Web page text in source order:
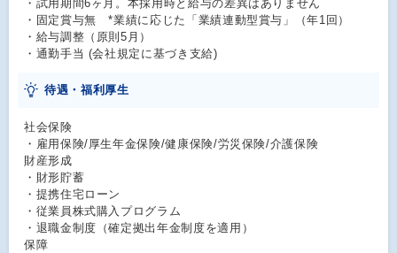
・試用期間6ヶ月。本採用時と給与の差異はありません
・固定賞与無 *業績に応じた「業績連動型賞与」（年1回）
・給与調整（原則5月）
・通勤手当 (会社規定に基づき支給)
待遇・福利厚生
社会保険
・雇用保険/厚生年金保険/健康保険/労災保険/介護保険
財産形成
・財形貯蓄
・提携住宅ローン
・従業員株式購入プログラム
・退職金制度（確定拠出年金制度を適用）
保障